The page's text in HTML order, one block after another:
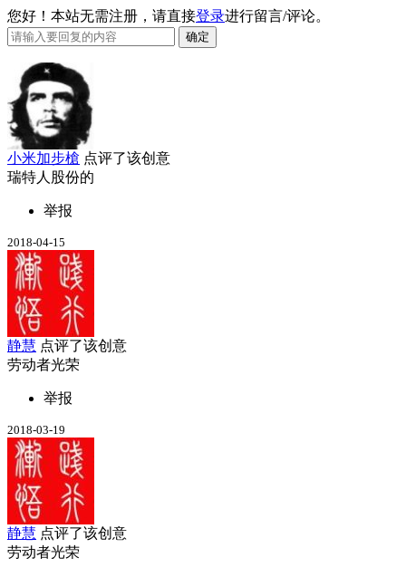
您好！本站无需注册，请直接登录进行留言/评论。
小米加步槍 点评了该创意
瑞特人股份的
举报
2018-04-15
静慧 点评了该创意
劳动者光荣
举报
2018-03-19
静慧 点评了该创意
劳动者光荣